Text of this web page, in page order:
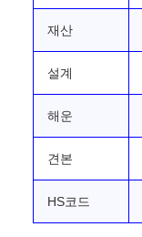
재산
설계
해운
견본
HS코드